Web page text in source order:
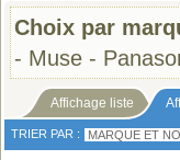
Choix par
- Muse -
Affichage liste
TRIER PAR : MARQUE ET